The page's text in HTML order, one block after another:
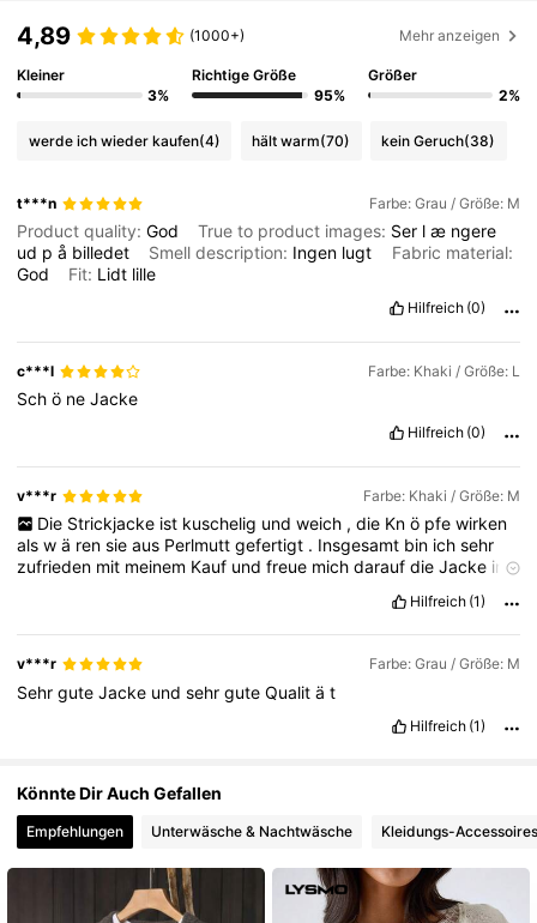
4,79 799K Follower
4,79 799K Follower
4,79 799K Follower
4,89 (1000+) Mehr anzeigen
Kleiner
3%
Richtige Größe
95%
Größer
2%
werde ich wieder kaufen(4) hält warm(70) kein Geruch(38)
t***n Farbe: Grau / Größe: M
Product quality:God True to product images: Ser læ ngere
ud på billedet Smell description: Ingen lugt
Fabric material:
God
Fit: Lidt lille
Hilfreich (0)
c***l Farbe: Khaki / Größe: L
Schö neJacke
Hilfreich (0)
v***r Farbe: Khaki / Größe: M
Die Strickjacke ist kuschelig und weich , die Kn ö pfe wirken
alswä rensieaus Perlmuttgefertigt . Insgesamt bin ichsehr
zufrieden mit meinem Kauf undfreue michdaraufdieJacke in
Hilfreich (1)
v***r Farbe: Grau / Größe: M
SehrguteJacke undsehrguteQualität
Hilfreich (1)
Könnte Dir Auch Gefallen
Empfehlungen Unterwäsche & Nachtwäsche Kleidungs-Accessoires